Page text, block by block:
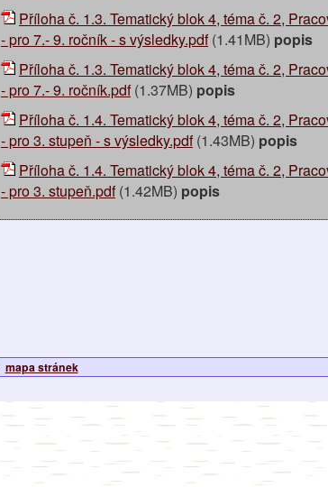
Příloha č. 1.3. Tematický blok 4, téma č. 2,
- pro 7.- 9. ročník - s výsledky.pdf(1.41MB) popis
Příloha č. 1.3. Tematický blok 4, téma č. 2,
- pro 7.- 9. ročník.pdf(1.37MB) popis
Příloha č. 1.4. Tematický blok 4, téma č. 2,
- pro 3. stupeň - s výsledky.pdf(1.43MB) popis
Příloha č. 1.4. Tematický blok 4, téma č. 2,
- pro 3. stupeň.pdf(1.42MB) popis
mapa stránek